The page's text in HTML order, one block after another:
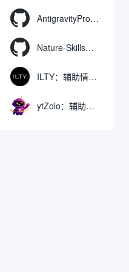
AntigravityProxyLauncher：免TUN全局代理使用Antigravity IDE
Nature-Skills：辅助撰写学术论文和绘制科研图表的智能体插件
ILTY：辅助情绪疏导与提供行动建议的AI陪伴工具
ytZolo：辅助创建和优化YouTube视频内容的生成工具